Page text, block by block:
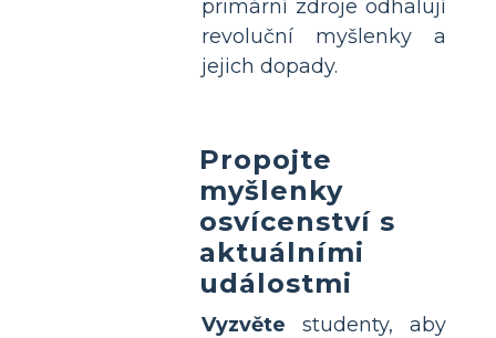
primární zdroje odhalují
revoluční myšlenky a
jejich dopady.
Propojte
myšlenky
osvícenství s
aktuálními
událostmi
Vyzvěte studenty, aby